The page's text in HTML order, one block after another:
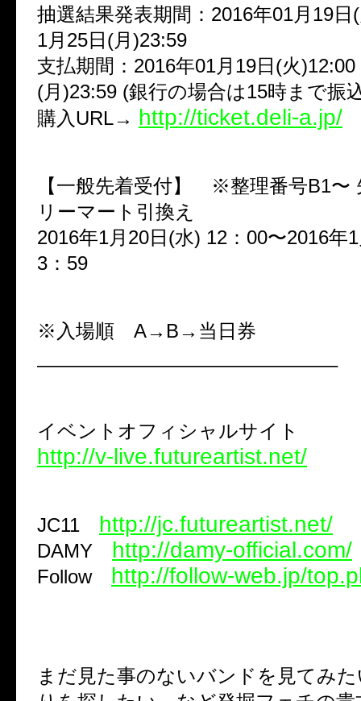
抽選結果発表期間：2016年01月19日
1月25日(月)23:59
支払期間：2016年01月19日(火
(月)23:59 (銀行の場合は15時まで振
購入URL→ http://ticket.deli-a.jp/
【一般先着受付】 ※整理番号B1〜
リーマート引換え
2016年1月20日(水) 12：00〜2016年
3：59
※入場順 A→B→当日券
———————————————–
イベントオフィシャルサイト
http://v-live.futureartist.net/
JC11 http://jc.futureartist.net/
DAMY http://damy-official.com/
Follow http://follow-web.jp/
まだ見た事のないバンドを見てみ